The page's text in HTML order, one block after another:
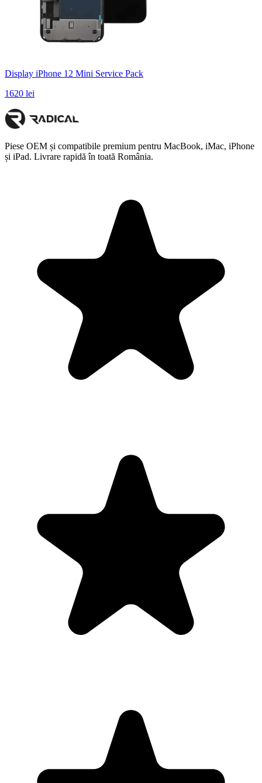
Display iPhone 12 Mini Service Pack
1620 lei
Piese OEM și compatibile premium pentru MacBook, iMac, iPhone
și iPad. Livrare rapidă în toată România.